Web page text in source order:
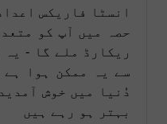
انسٹا فاریکس
حصہ میں آپ کو
ریکارڈ ملے گا -
سے یہ ممکن ہوا
دُنیا میں خوش
بہتر ہو رہے ہیں